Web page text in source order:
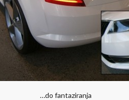
…do fantaziranja